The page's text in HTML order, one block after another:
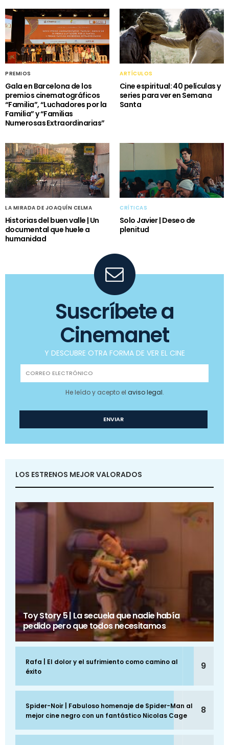
PREMIOS
Gala en Barcelona de los
premios cinematográficos
“Familia”, “Luchadores por la
Familia” y “Familias
Numerosas Extraordinarias”
ARTÍCULOS
Cine espiritual: 40 películas y
series para ver en Semana
Santa
LA MIRADA DE JOAQUÍN CELMA
Historias del buen valle | Un
documental que huele a
humanidad
CRÍTICAS
Solo Javier | Deseo de
plenitud
Suscríbete a
Cinemanet
Y DESCUBRE OTRA FORMA DE VER EL CINE
He leído y acepto el aviso legal.
LOS ESTRENOS MEJOR VALORADOS
Toy Story 5 | La secuela que nadie había
pedido pero que todos necesitamos
Rafa | El dolor y el sufrimiento como camino al
éxito
9
Spider-Noir | Fabuloso homenaje de Spider-Man al
mejor cine negro con un fantástico Nicolas Cage
8